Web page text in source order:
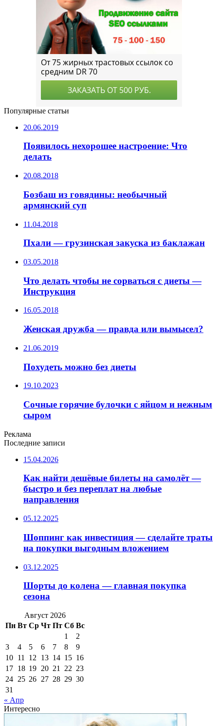
Популярные статьи
20.06.2019
Появилось нехорошее настроение: Что
делать
20.08.2018
Бозбаш из говядины: необычный
армянский суп
11.04.2018
Пхали — грузинская закуска из баклажан
03.05.2018
Что делать чтобы не сорваться с диеты —
Инструкция
16.05.2018
Женская дружба — правда или вымысел?
21.06.2019
Похудеть можно без диеты
19.10.2023
Сочные горячие булочки с яйцом и нежным
сыром
Реклама
Последние записи
15.04.2026
Как найти дешёвые билеты на самолёт —
быстро и без переплат на любые
направления
05.12.2025
Шоппинг как инвестиция — сделайте траты
на покупки выгодным вложением
03.12.2025
Шорты до колена — главная покупка
сезона
Август 2026
Пн Вт Ср Чт Пт Сб Вс
1
2
3
4 5 6 7 8
9
10 11 12 13 14 15 16
17 18 19 20 21 22 23
24 25 26 27 28 29 30
31
« Апр
Интересно